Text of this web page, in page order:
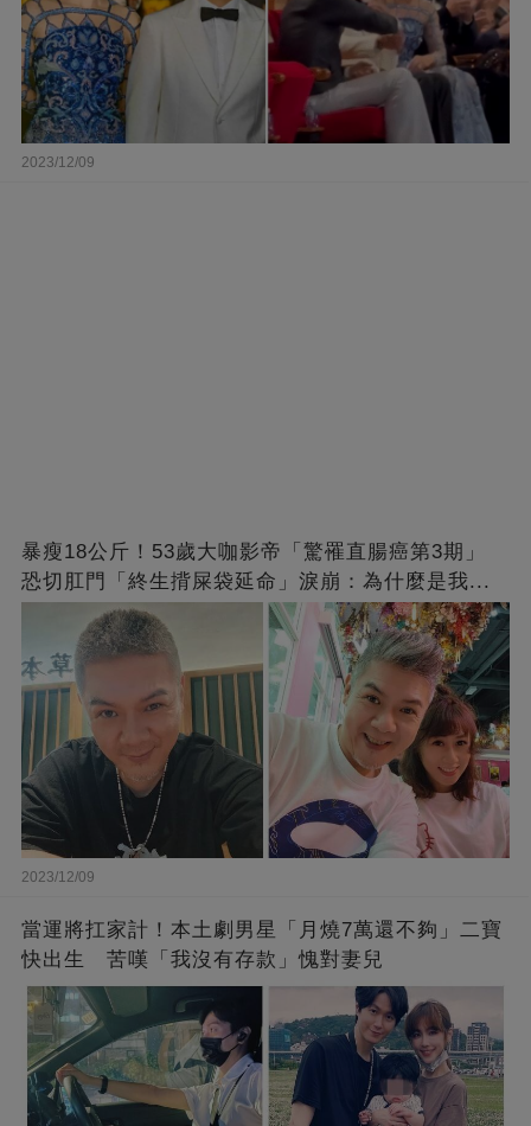
2023/12/09
暴瘦18公斤！53歲大咖影帝「驚罹直腸癌第3期」
恐切肛門「終生揹屎袋延命」淚崩：為什麼是我...
2023/12/09
當運將扛家計！本土劇男星「月燒7萬還不夠」二寶
快出生 苦嘆「我沒有存款」愧對妻兒